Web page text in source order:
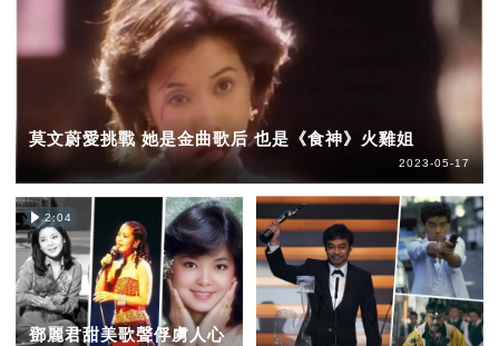
莫文蔚愛挑戰 她是金曲歌后 也是《食神》火雞姐
2023-05-17
2:04
鄧麗君甜美歌聲俘虜人心